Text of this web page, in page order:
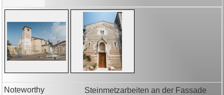
Noteworthy
Steinmetzarbeiten an der Fassade